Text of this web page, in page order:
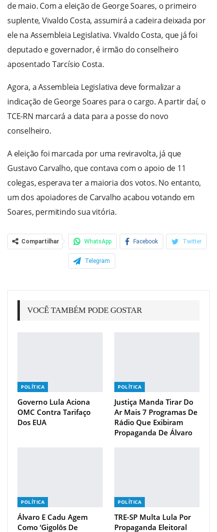
de maio. Com a eleição de George Soares, o primeiro
suplente, Vivaldo Costa, assumirá a cadeira deixada por
ele na Assembleia Legislativa. Vivaldo Costa, que já foi
deputado e governador, é irmão do conselheiro
aposentado Tarcísio Costa.
Agora, a Assembleia Legislativa deve formalizar a
indicação de George Soares para o cargo. A partir daí, o
TCE-RN marcará a data para a posse do novo
conselheiro.
A eleição foi marcada por uma reviravolta, já que
Gustavo Carvalho, que contava com o apoio de 11
colegas, esperava ter a maioria dos votos. No entanto,
um dos apoiadores de Carvalho acabou votando em
Soares, permitindo sua vitória.
Compartilhar WhatsApp Facebook Twitter
Telegram
VOCÊ TAMBÉM PODE GOSTAR
POLÍTICA
Governo Lula Aciona
OMC Contra Tarifaço
Dos EUA
POLÍTICA
Justiça Manda Tirar Do
Ar Mais 7 Programas De
Rádio Que Exibiram
Propaganda De Álvaro
POLÍTICA
Álvaro E Cadu Agem
Como ‘gigolôs De
POLÍTICA
TRE-SP Multa Lula Por
Propaganda Eleitoral